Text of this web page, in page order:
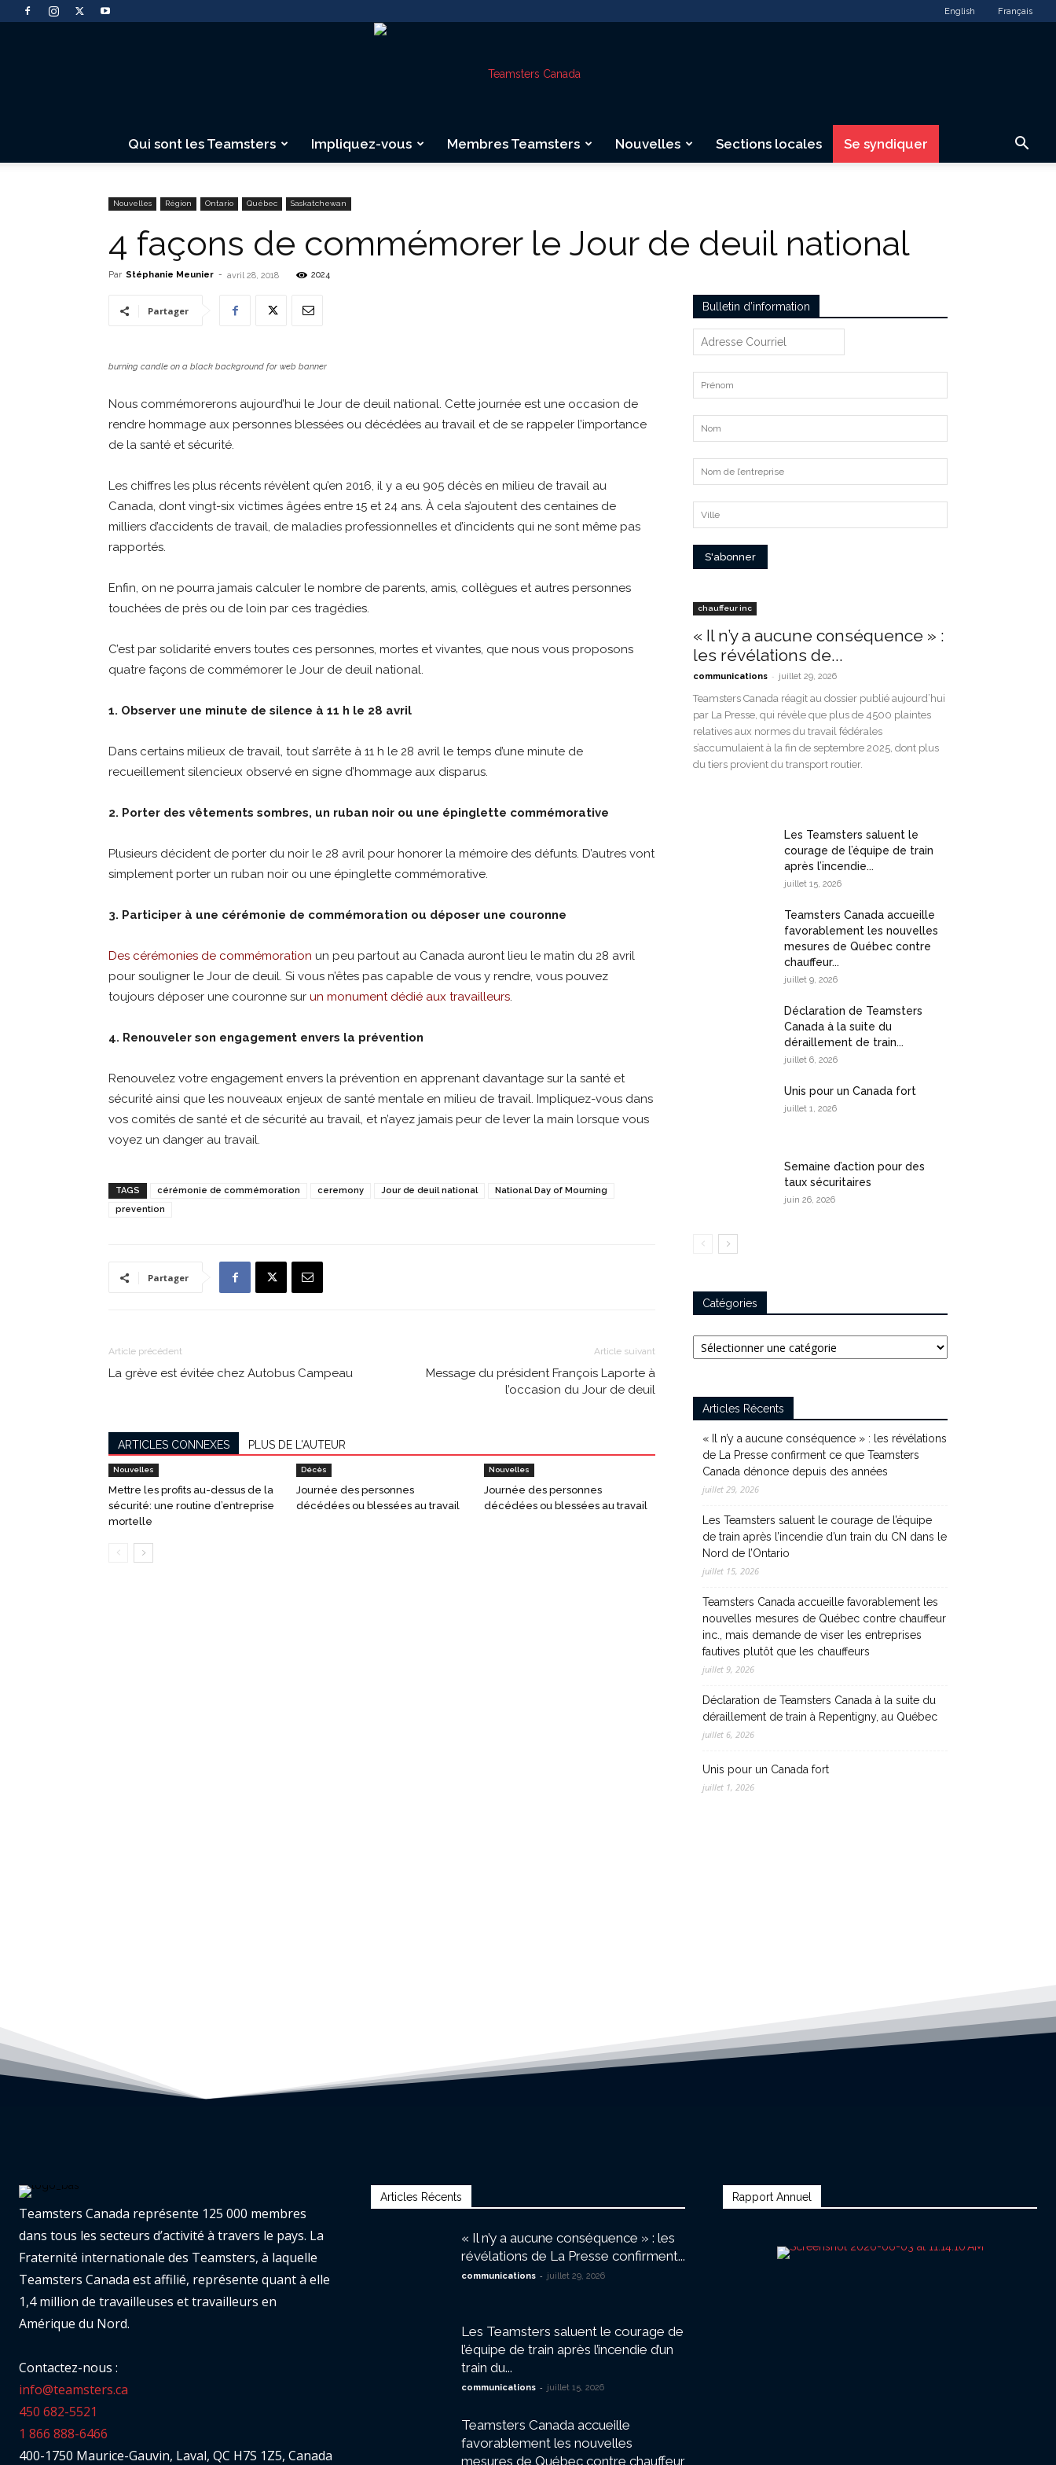
English Français
Qui sont les Teamsters Impliquez-vous Membres Teamsters Nouvelles Sections locales Se syndiquer
Nouvelles Région Ontario Québec Saskatchewan
4 façons de commémorer le Jour de deuil national
Par Stéphanie Meunier - avril 28, 2018 2024
Partager
burning candle on a black background for web banner
Nous commémorerons aujourd’hui le Jour de deuil national. Cette journée est une occasion de
rendre hommage aux personnes blessées ou décédées au travail et de se rappeler l’importance
de la santé et sécurité.
Les chiffres les plus récents révèlent qu’en 2016, il y a eu 905 décès en milieu de travail au
Canada, dont vingt-six victimes âgées entre 15 et 24 ans. À cela s’ajoutent des centaines de
milliers d’accidents de travail, de maladies professionnelles et d’incidents qui ne sont même pas
rapportés.
Enfin, on ne pourra jamais calculer le nombre de parents, amis, collègues et autres personnes
touchées de près ou de loin par ces tragédies.
C’est par solidarité envers toutes ces personnes, mortes et vivantes, que nous vous proposons
quatre façons de commémorer le Jour de deuil national.
1. Observer une minute de silence à 11 h le 28 avril
Dans certains milieux de travail, tout s’arrête à 11 h le 28 avril le temps d’une minute de
recueillement silencieux observé en signe d’hommage aux disparus.
2. Porter des vêtements sombres, un ruban noir ou une épinglette commémorative
Plusieurs décident de porter du noir le 28 avril pour honorer la mémoire des défunts. D’autres vont
simplement porter un ruban noir ou une épinglette commémorative.
3. Participer à une cérémonie de commémoration ou déposer une couronne
Des cérémonies de commémoration un peu partout au Canada auront lieu le matin du 28 avril
pour souligner le Jour de deuil. Si vous n’êtes pas capable de vous y rendre, vous pouvez
toujours déposer une couronne sur un monument dédié aux travailleurs.
4. Renouveler son engagement envers la prévention
Renouvelez votre engagement envers la prévention en apprenant davantage sur la santé et
sécurité ainsi que les nouveaux enjeux de santé mentale en milieu de travail. Impliquez-vous dans
vos comités de santé et de sécurité au travail, et n’ayez jamais peur de lever la main lorsque vous
voyez un danger au travail.
TAGS cérémonie de commémoration ceremony Jour de deuil national
National Day of Mourning
prevention
Partager
Article précédent
La grève est évitée chez Autobus Campeau
Article suivant
Message du président François Laporte à
l’occasion du Jour de deuil
ARTICLES CONNEXES PLUS DE L'AUTEUR
Nouvelles
Mettre les profits au-dessus de la
sécurité: une routine d’entreprise
mortelle
Décès
Journée des personnes
décédées ou blessées au travail
Nouvelles
Journée des personnes
décédées ou blessées au travail
Bulletin d’information
chauffeur inc
« Il n’y a aucune conséquence » :
les révélations de...
communications - juillet 29, 2026
Teamsters Canada réagit au dossier publié aujourd’hui
par La Presse, qui révèle que plus de 4500 plaintes
relatives aux normes du travail fédérales
s’accumulaient à la fin de septembre 2025, dont plus
du tiers provient du transport routier.
Les Teamsters saluent le
courage de l’équipe de train
après l’incendie...
juillet 15, 2026
Teamsters Canada accueille
favorablement les nouvelles
mesures de Québec contre
chauffeur...
juillet 9, 2026
Déclaration de Teamsters
Canada à la suite du
déraillement de train...
juillet 6, 2026
Unis pour un Canada fort
juillet 1, 2026
Semaine d’action pour des
taux sécuritaires
juin 26, 2026
Catégories
Catégories
Articles Récents
« Il n’y a aucune conséquence » : les révélations
de La Presse confirment ce que Teamsters
Canada dénonce depuis des années
juillet 29, 2026
Les Teamsters saluent le courage de l’équipe
de train après l’incendie d’un train du CN dans le
Nord de l’Ontario
juillet 15, 2026
Teamsters Canada accueille favorablement les
nouvelles mesures de Québec contre chauffeur
inc., mais demande de viser les entreprises
fautives plutôt que les chauffeurs
juillet 9, 2026
Déclaration de Teamsters Canada à la suite du
déraillement de train à Repentigny, au Québec
juillet 6, 2026
Unis pour un Canada fort
juillet 1, 2026
Teamsters Canada représente 125 000 membres
dans tous les secteurs d’activité à travers le pays. La
Fraternité internationale des Teamsters, à laquelle
Teamsters Canada est affilié, représente quant à elle
1,4 million de travailleuses et travailleurs en
Amérique du Nord.
Contactez-nous :
info@teamsters.ca
450 682-5521
1 866 888-6466
400-1750 Maurice-Gauvin, Laval, QC H7S 1Z5, Canada
Articles Récents
« Il n’y a aucune conséquence » : les
révélations de La Presse confirment...
communications - juillet 29, 2026
Les Teamsters saluent le courage de
l’équipe de train après l’incendie d’un
train du...
communications - juillet 15, 2026
Teamsters Canada accueille
favorablement les nouvelles
mesures de Québec contre chauffeur
Rapport Annuel